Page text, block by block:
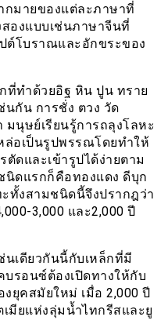
กมายของแต่ละภาษาที่
องแบบเช่นภาษาจีนที่
ต์โบราณและอักขระของ
ที่ทำด้วยอิฐ หิน ปูน ทราย
นกัน การชั่ง ตวง วัด
นุษย์เรียนรู้การถลุงโลหะ
อเป็นรูปพรรณโดยทำให้
ดและเข้ารูปได้ง่ายตาม
นิดแรกก็คือทองแดง ดีบุก
ทั้งสามชนิดนี้จึงปรากฎว่า
3,000 และ2,000 ปี
นเดียวกันนี้กับเหล็กที่มี
รอนซ์ต้องเปิดทางให้กับ
งยุคสมัยใหม่ เมื่อ 2,000 ปี
มียแห่งลุ่มน้ำไทกรีสและยู